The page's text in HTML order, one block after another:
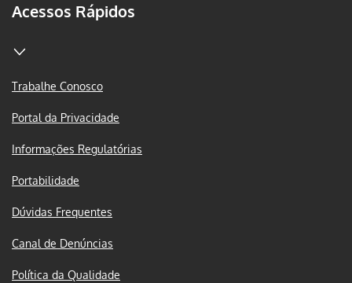
Acessos Rápidos
Trabalhe Conosco
Portal da Privacidade
Informações Regulatórias
Portabilidade
Dúvidas Frequentes
Canal de Denúncias
Política da Qualidade